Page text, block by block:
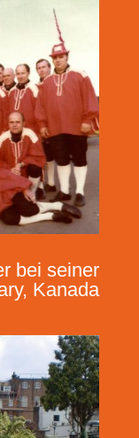
bei seiner
Kanada